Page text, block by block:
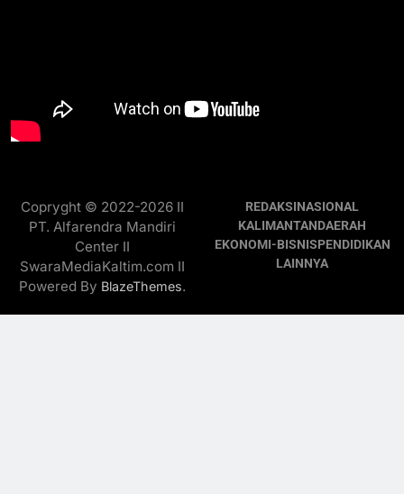
Copryght © 2022-2026 II
PT. Alfarendra Mandiri
Center II
SwaraMediaKaltim.com II
Powered By BlazeThemes.
REDAKSINASIONAL
KALIMANTANDAERAH
EKONOMI-BISNISPENDIDIKAN
LAINNYA